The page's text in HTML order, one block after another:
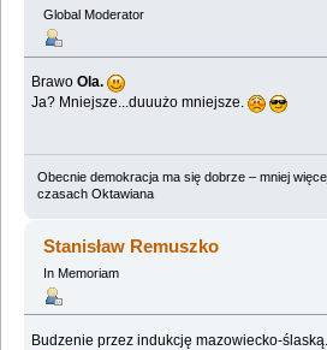
Global Moderator
Brawo Ola.
Ja? Mniejsze...duuużo mniejsze.
Obecnie demokracja ma się dobrze – mniej
czasach Oktawiana
Stanisław Remuszko
In Memoriam
Budzenie przez indukcję mazowiecko-ślaską.